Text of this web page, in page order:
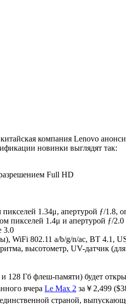
компания Lenovo
новинки выглядят так:
Full HD
1.34μ, апертурой ƒ/1.8,
пикселей 1.4μ и апертурой ƒ/2.0
3.0
WiFi 802.11 a/b/g/n/ac, BT 4.1,
высотометр, UV-датчик
Гб флеш-памяти) будет
вчера Le Max 2 за￥2,499
страной,